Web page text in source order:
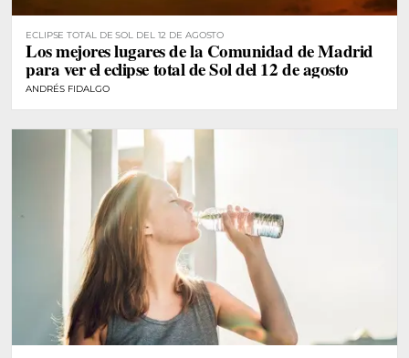
ECLIPSE TOTAL DE SOL DEL 12 DE AGOSTO
Los mejores lugares de la Comunidad de Madrid
para ver el eclipse total de Sol del 12 de agosto
ANDRÉS FIDALGO